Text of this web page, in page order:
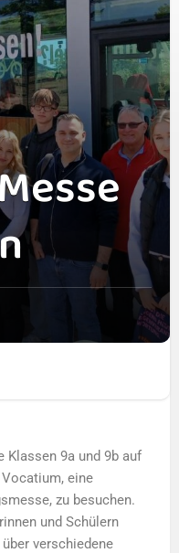
Klassen 9a und 9b auf
eine
zu besuchen.
und Schülern
verschiedene